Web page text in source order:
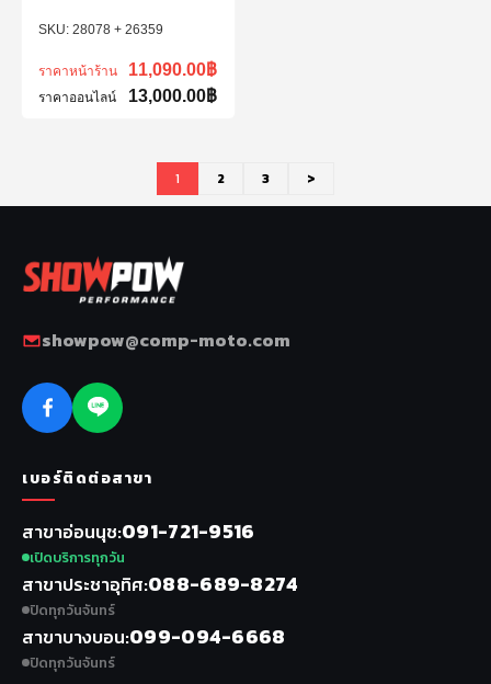
28078 + 26359
ราคาหน้าร้าน 11,090.00฿
ราคาออนไลน์ 13,000.00฿
1 2 3 >
showpow@comp-moto.com
เบอร์ติดต่อสาขา
สาขาอ่อนนุช 091-721-9516
เปิดบริการทุกวัน
สาขาประชาอุทิศ 088-689-8274
ปิดทุกวันจันทร์
สาขาบางบอน 099-094-6668
ปิดทุกวันจันทร์